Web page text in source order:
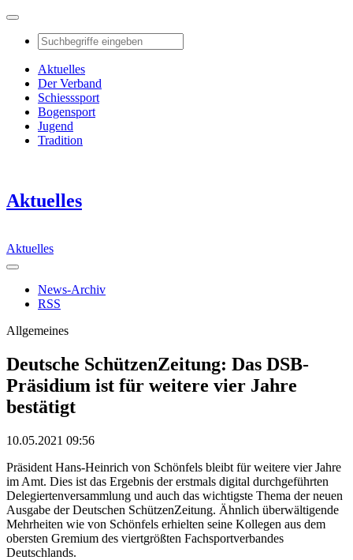
Aktuelles
Der Verband
Schiesssport
Bogensport
Jugend
Tradition
Aktuelles
Aktuelles
News-Archiv
RSS
Allgemeines
Deutsche SchützenZeitung: Das DSB-
Präsidium ist für weitere vier Jahre
bestätigt
10.05.2021 09:56
Präsident Hans-Heinrich von Schönfels bleibt für weitere vier Jahre
im Amt. Dies ist das Ergebnis der erstmals digital durchgeführten
Delegiertenversammlung und auch das wichtigste Thema der neuen
Ausgabe der Deutschen SchützenZeitung. Ähnlich überwältigende
Mehrheiten wie von Schönfels erhielten seine Kollegen aus dem
obersten Gremium des viertgrößten Fachsportverbandes
Deutschlands.